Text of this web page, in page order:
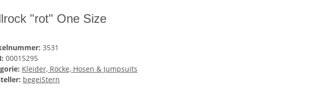
"rot" One Size
3531
00015295
Kleider, Röcke, Hosen & Jumpsuits
begeiStern